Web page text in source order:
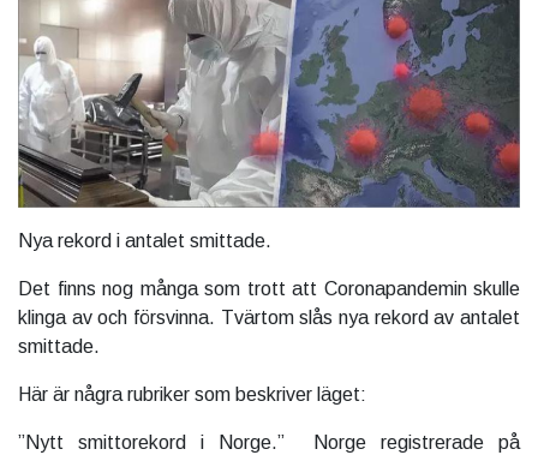
Nya rekord i antalet smittade.
Det finns nog många som trott att Coronapandemin skulle
klinga av och försvinna. Tvärtom slås nya rekord av antalet
smittade.
Här är några rubriker som beskriver läget:
”Nytt smittorekord i Norge.” Norge registrerade på